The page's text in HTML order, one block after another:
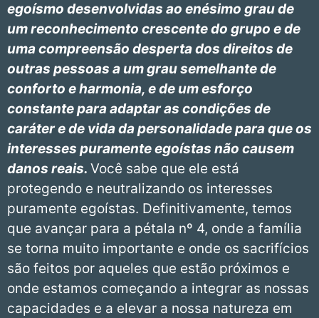
egoísmo desenvolvidas ao enésimo grau de
um reconhecimento crescente do grupo e de
uma compreensão desperta dos direitos de
outras pessoas a um grau semelhante de
conforto e harmonia, e de um esforço
constante para adaptar as condições de
caráter e de vida da personalidade para que os
interesses puramente egoístas não causem
danos reais. Você sabe que ele está
protegendo e neutralizando os interesses
puramente egoístas. Definitivamente, temos
que avançar para a pétala nº 4, onde a família
se torna muito importante e onde os sacrifícios
são feitos por aqueles que estão próximos e
onde estamos começando a integrar as nossas
capacidades e a elevar a nossa natureza em